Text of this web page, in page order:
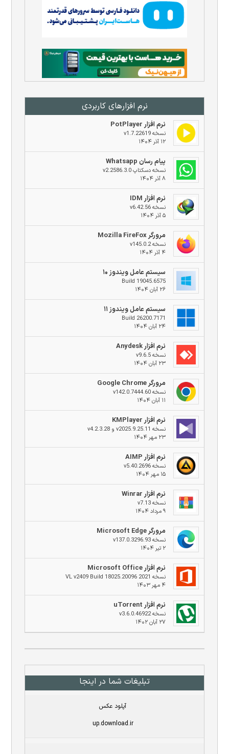
نرم افزار‌های کاربردی
نرم افزار PotPlayer
نسخه v1.7.22619
۱۲ آذر ۱۴۰۴
پیام رسان Whatsapp
نسخه دسکتاپ v2.2586.3.0
۸ آذر ۱۴۰۴
نرم افزار IDM
نسخه v6.42.56
۵ آذر ۱۴۰۴
مرورگر Mozilla FireFox
نسخه v145.0.2
۴ آذر ۱۴۰۴
سیستم عامل ویندوز ۱۰
Build 19045.6575
۲۶ آبان ۱۴۰۴
سیستم عامل ویندوز ۱۱
Build 26200.7171
۲۴ آبان ۱۴۰۴
نرم افزار Anydesk
نسخه v9.6.5
۲۳ آبان ۱۴۰۴
مرورگر Google Chrome
نسخه v142.0.7444.60
۱۱ آبان ۱۴۰۴
نرم افزار KMPlayer
نسخه v2025.9.25.11 و v4.2.3.28
۲۳ مهر ۱۴۰۴
نرم افزار AIMP
نسخه v5.40.2696
۱۵ مهر ۱۴۰۴
نرم افزار Winrar
نسخه v7.13
۹ مرداد ۱۴۰۴
مرورگر Microsoft Edge
نسخه v137.0.3296.93
۲ تیر ۱۴۰۴
نرم افزار Microsoft Office
نسخه 2021 VL v2409 Build 18025.20096
۴ مهر ۱۴۰۳
نرم افزار uTorrent
نسخه v3.6.0.46922
۲۷ آبان ۱۴۰۲
تبلیغات شما در اینجا
آپلود عکس
up.download.ir